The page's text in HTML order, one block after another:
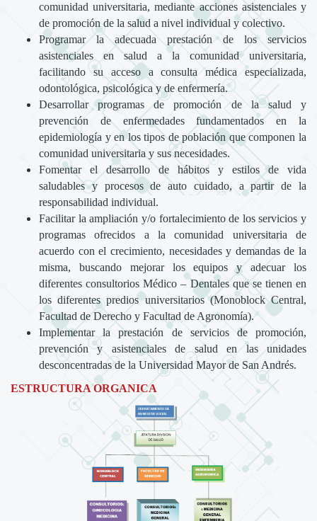
comunidad universitaria, mediante acciones asistenciales y
de promoción de la salud a nivel individual y colectivo.
Programar la adecuada prestación de los servicios
asistenciales en salud a la comunidad universitaria,
facilitando su acceso a consulta médica especializada,
odontológica, psicológica y de enfermería.
Desarrollar programas de promoción de la salud y
prevención de enfermedades fundamentados en la
epidemiología y en los tipos de población que componen la
comunidad universitaria y sus necesidades.
Fomentar el desarrollo de hábitos y estilos de vida
saludables y procesos de auto cuidado, a partir de la
responsabilidad individual.
Facilitar la ampliación y/o fortalecimiento de los servicios y
programas ofrecidos a la comunidad universitaria de
acuerdo con el crecimiento, necesidades y demandas de la
misma, buscando mejorar los equipos y adecuar los
diferentes consultorios Médico – Dentales que se tienen en
los diferentes predios universitarios (Monoblock Central,
Facultad de Derecho y Facultad de Agronomía).
Implementar la prestación de servicios de promoción,
prevención y asistenciales de salud en las unidades
desconcentradas de la Universidad Mayor de San Andrés.
ESTRUCTURA ORGANICA